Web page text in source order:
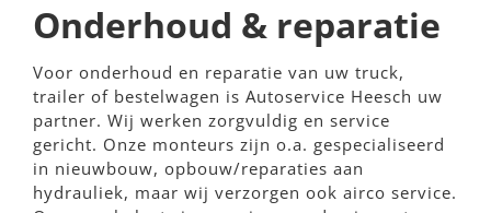
Onderhoud & reparatie
Voor onderhoud en reparatie van uw truck,
trailer of bestelwagen is Autoservice Heesch uw
partner. Wij werken zorgvuldig en service
gericht. Onze monteurs zijn o.a. gespecialiseerd
in nieuwbouw, opbouw/reparaties aan
hydrauliek, maar wij verzorgen ook airco service.